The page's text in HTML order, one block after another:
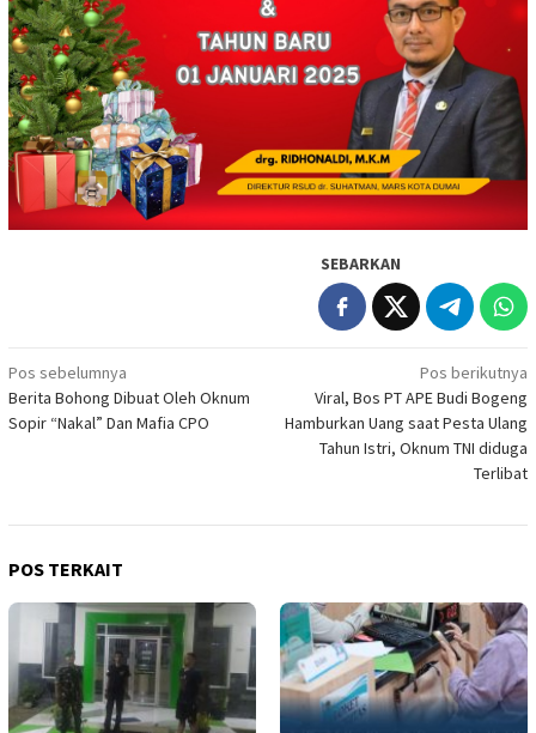
SEBARKAN
Navigasi
pos
Pos sebelumnya
Berita Bohong Dibuat Oleh Oknum
Sopir “Nakal” Dan Mafia CPO
Pos berikutnya
Viral, Bos PT APE Budi Bogeng
Hamburkan Uang saat Pesta Ulang
Tahun Istri, Oknum TNI diduga
Terlibat
POS TERKAIT